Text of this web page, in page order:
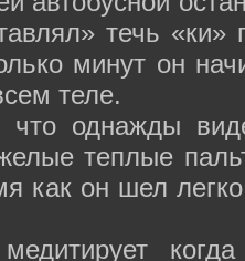
течь «ки»
минут он
теле.
что однажды
теплые
как он шел